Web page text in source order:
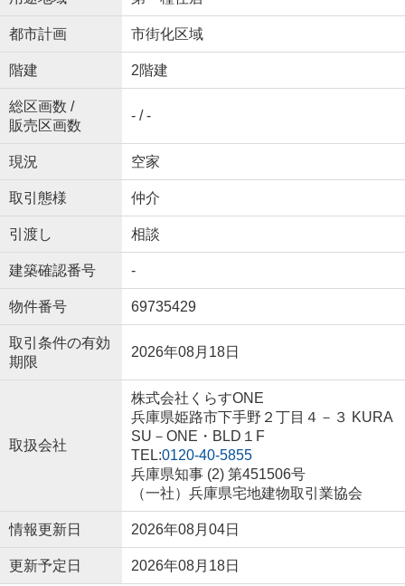
都市計画 市街化区域
階建 2階建
総区画数 /
販売区画数
- / -
現況 空家
取引態様 仲介
引渡し 相談
建築確認番号 -
物件番号 69735429
取引条件の有効
期限
2026年08月18日
取扱会社
株式会社くらすONE
兵庫県姫路市下手野２丁目４－３ KURA
SU－ONE・BLD１F
TEL:0120-40-5855
兵庫県知事 (2) 第451506号
（一社）兵庫県宅地建物取引業協会
情報更新日 2026年08月04日
更新予定日 2026年08月18日